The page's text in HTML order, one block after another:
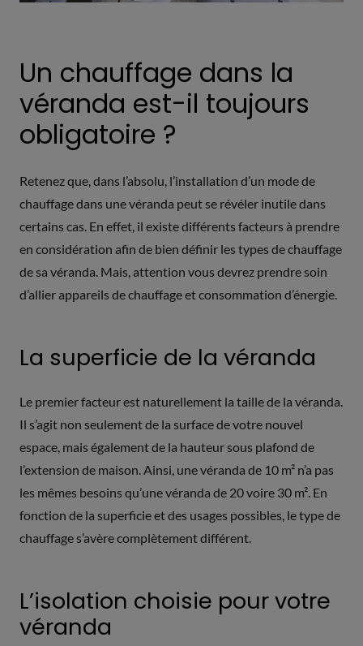
Un chauffage dans la
véranda est-il toujours
obligatoire ?
Retenez que, dans l’absolu, l’installation d’un mode de
chauffage dans une véranda peut se révéler inutile dans
certains cas. En effet, il existe différents facteurs à prendre
en considération afin de bien définir les types de chauffage
de sa véranda. Mais, attention vous devrez prendre soin
d’allier appareils de chauffage et consommation d’énergie.
La superficie de la véranda
Le premier facteur est naturellement la taille de la véranda.
Il s’agit non seulement de la surface de votre nouvel
espace, mais également de la hauteur sous plafond de
l’extension de maison. Ainsi, une véranda de 10 m² n’a pas
les mêmes besoins qu’une véranda de 20 voire 30 m². En
fonction de la superficie et des usages possibles, le type de
chauffage s’avère complètement différent.
L’isolation choisie pour votre
véranda